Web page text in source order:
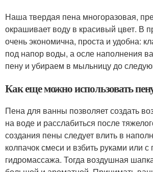
Наша твердая пена многоразовая,
окрашивает воду в красивый цвет. В
очень экономична, проста и удобна:
под напор воды, а осле наполнения
пену и убираем в мыльницу до
Как еще можно использовать
Пена для ванны позволяет создать
на воде и расслабиться после
создания пены следует влить в
колпачок смеси и взбить руками или
гидромассажа. Тогда воздушная